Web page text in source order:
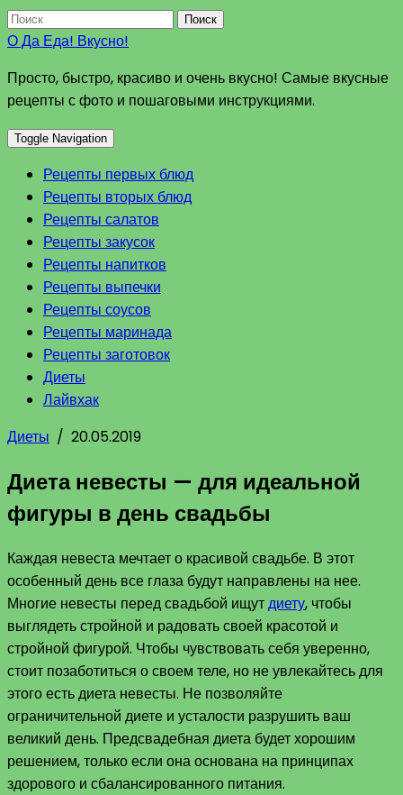
Поиск
О Да Еда! Вкусно!
Просто, быстро, красиво и очень вкусно! Самые вкусные
рецепты с фото и пошаговыми инструкциями.
Toggle Navigation
Рецепты первых блюд
Рецепты вторых блюд
Рецепты салатов
Рецепты закусок
Рецепты напитков
Рецепты выпечки
Рецепты соусов
Рецепты маринада
Рецепты заготовок
Диеты
Лайвхак
Диеты / 20.05.2019
Диета невесты — для идеальной
фигуры в день свадьбы
Каждая невеста мечтает о красивой свадьбе. В этот
особенный день все глаза будут направлены на нее.
Многие невесты перед свадьбой ищутдиету, чтобы
выглядеть стройной и радовать своей красотой и
стройной фигурой. Чтобы чувствовать себя уверенно,
стоит позаботиться о своем теле, но не увлекайтесь для
этого есть диета невесты. Не позволяйте
ограничительной диете и усталости разрушить ваш
великий день. Предсвадебная диета будет хорошим
решением, только если она основана на принципах
здорового и сбалансированного питания.